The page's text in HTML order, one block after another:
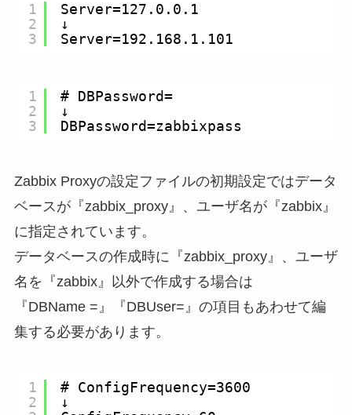
1
2
3
Server=127.0.0.1
↓
Server=192.168.1.101
1
2
3
# DBPassword=
↓
DBPassword=zabbixpass
Zabbix Proxyの設定ファイルの初期設定ではデータ
ベースが『zabbix_proxy』、ユーザ名が『zabbix』
に指定されています。
データベースの作成時に『zabbix_proxy』、ユーザ
名を『zabbix』以外で作成する場合は
『DBName =』『DBUser=』の項目もあわせて編
集する必要があります。
1
2
# ConfigFrequency=3600
↓